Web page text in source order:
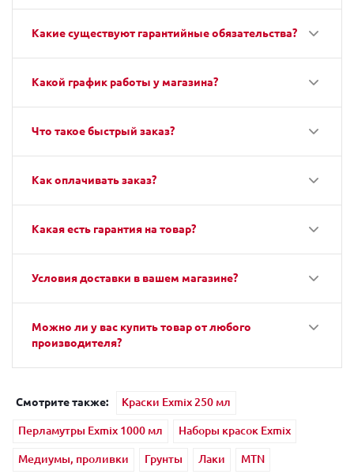
Какие существуют гарантийные обязательства?
Какой график работы у магазина?
Что такое быстрый заказ?
Как оплачивать заказ?
Какая есть гарантия на товар?
Условия доставки в вашем магазине?
Можно ли у вас купить товар от любого
производителя?
Смотрите также:
Краски Exmix 250 мл
Перламутры Exmix 1000 мл
Наборы красок Exmix
Медиумы, проливки
Грунты Лаки
MTN